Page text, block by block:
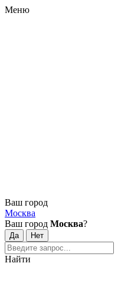
Меню
Ваш город
Москва
Ваш город Москва?
Найти